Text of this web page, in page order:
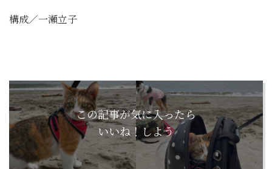
構成／一瀬立子
この記事が気に入ったら
いいね！しよう